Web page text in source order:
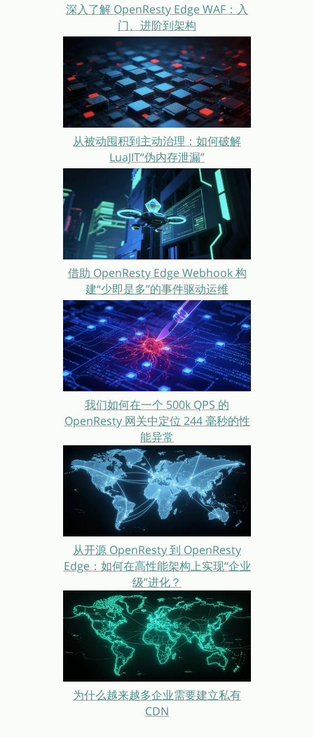
深入了解 OpenResty Edge WAF：入
门、进阶到架构
从被动囤积到主动治理：如何破解
LuaJIT“伪内存泄漏”
借助 OpenResty Edge Webhook 构
建“少即是多”的事件驱动运维
我们如何在一个 500k QPS 的
OpenResty 网关中定位 244 毫秒的性
能异常
从开源 OpenResty 到 OpenResty
Edge：如何在高性能架构上实现“企业
级”进化？
为什么越来越多企业需要建立私有
CDN